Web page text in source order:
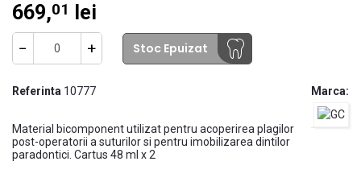
669,01 lei
− + Stoc Epuizat
Marca:
Referinta 10777
Material bicomponent utilizat pentru acoperirea plagilor
post-operatorii a suturilor si pentru imobilizarea dintilor
paradontici. Cartus 48 ml x 2